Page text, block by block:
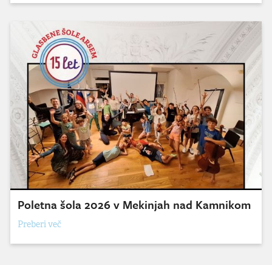
Poletna šola 2026 v Mekinjah nad Kamnikom
Preberi več